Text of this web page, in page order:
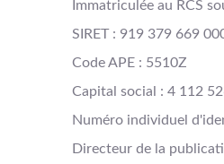
Immatriculée au RCS
SIRET : 919 379 669
Code APE : 5510Z
Capital social : 4 112
Numéro individuel
Directeur de la